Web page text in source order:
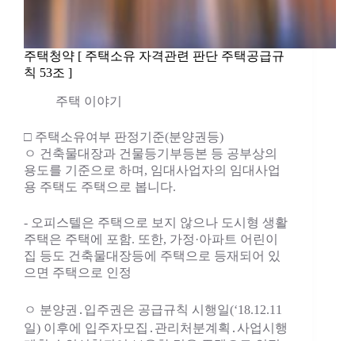
주택청약 [ 주택소유 자격관련 판단 주택공급규
칙 53조 ]
주택 이야기
□ 주택소유여부 판정기준(분양권등)
ㅇ 건축물대장과 건물등기부등본 등 공부상의
용도를 기준으로 하며, 임대사업자의 임대사업
용 주택도 주택으로 봅니다.
- 오피스텔은 주택으로 보지 않으나 도시형 생활
주택은 주택에 포함. 또한, 가정·아파트 어린이
집 등도 건축물대장등에 주택으로 등재되어 있
으면 주택으로 인정
ㅇ 분양권․입주권은 공급규칙 시행일(‘18.12.11
일) 이후에 입주자모집․관리처분계획․사업시행